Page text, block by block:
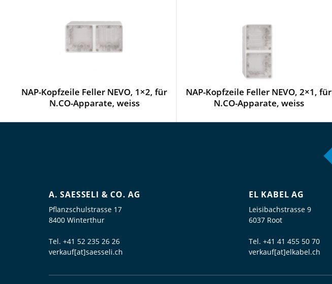
NAP-Kopfzeile Feller NEVO, 1×2, für
N.CO-Apparate, weiss
NAP-Kopfzeile Feller NEVO, 2×1, für
N.CO-Apparate, weiss
A. SAESSELI & CO. AG
Pflanzschulstrasse 17
8400 Winterthur
Tel. +41 52 235 26 26
verkauf[at]saesseli.ch
EL KABEL AG
Leisibachstrasse 9
6037 Root
Tel. +41 41 455 50 70
verkauf[at]elkabel.ch